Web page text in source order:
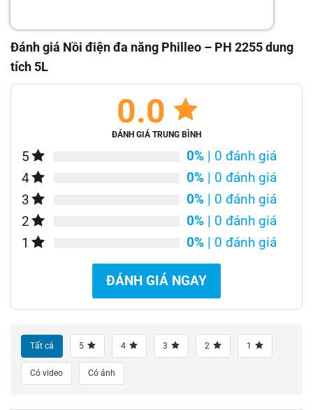
Đánh giá Nồi điện đa năng Philleo – PH 2255 dung
tích 5L
0.0
ĐÁNH GIÁ TRUNG BÌNH
5 0% | 0 đánh giá
4
0% | 0 đánh giá
3
0% | 0 đánh giá
2
0% | 0 đánh giá
1
0% | 0 đánh giá
ĐÁNH GIÁ NGAY
Tất cả 5 4 3 2 1
Có video Có ảnh